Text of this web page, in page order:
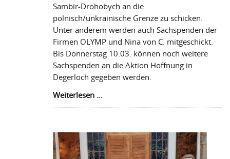
Sambir-Drohobych an die
polnisch/unkrainische Grenze zu schicken.
Unter anderem werden auch Sachspenden der
Firmen OLYMP und Nina von C. mitgeschickt.
Bis Donnerstag 10.03. können noch weitere
Sachspenden an die Aktion Hoffnung in
Degerloch gegeben werden.
Weiterlesen …